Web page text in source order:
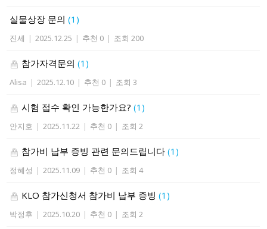
실물상장 문의(1)
진세 | 2025.12.25 | 추천 0 | 조회 200
참가자격문의(1)
Alisa | 2025.12.10 | 추천 0 | 조회 3
시험 접수 확인 가능한가요?(1)
안지호 | 2025.11.22 | 추천 0 | 조회 2
참가비 납부 증빙 관련 문의드립니다(1)
정혜성 | 2025.11.09 | 추천 0 | 조회 4
KLO 참가신청서 참가비 납부 증빙(1)
박정후 | 2025.10.20 | 추천 0 | 조회 2